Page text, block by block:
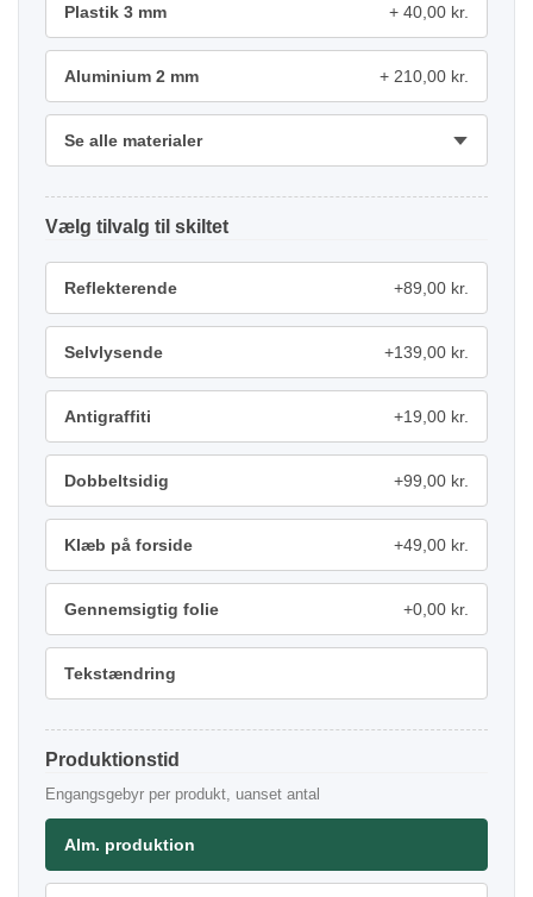
Plastik 3 mm 40,00 kr.
Aluminium 2 mm 210,00 kr.
Se alle materialer
tilvalg
Reflekterende +89,00 kr.
Selvlysende +139,00 kr.
Antigraffiti +19,00 kr.
Dobbeltsidig +99,00 kr.
Klæb på forside +49,00 kr.
Gennemsigtig folie +0,00 kr.
Tekstændring
Produktionstid
Engangsgebyr per produkt, uanset antal
Alm. produktion